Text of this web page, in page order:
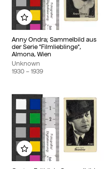
Anny Ondra; Sammelbild aus
der Serie "Filmlieblinge",
Almona, Wien
Unknown
1930 – 1939
Add to my album
Add to my album